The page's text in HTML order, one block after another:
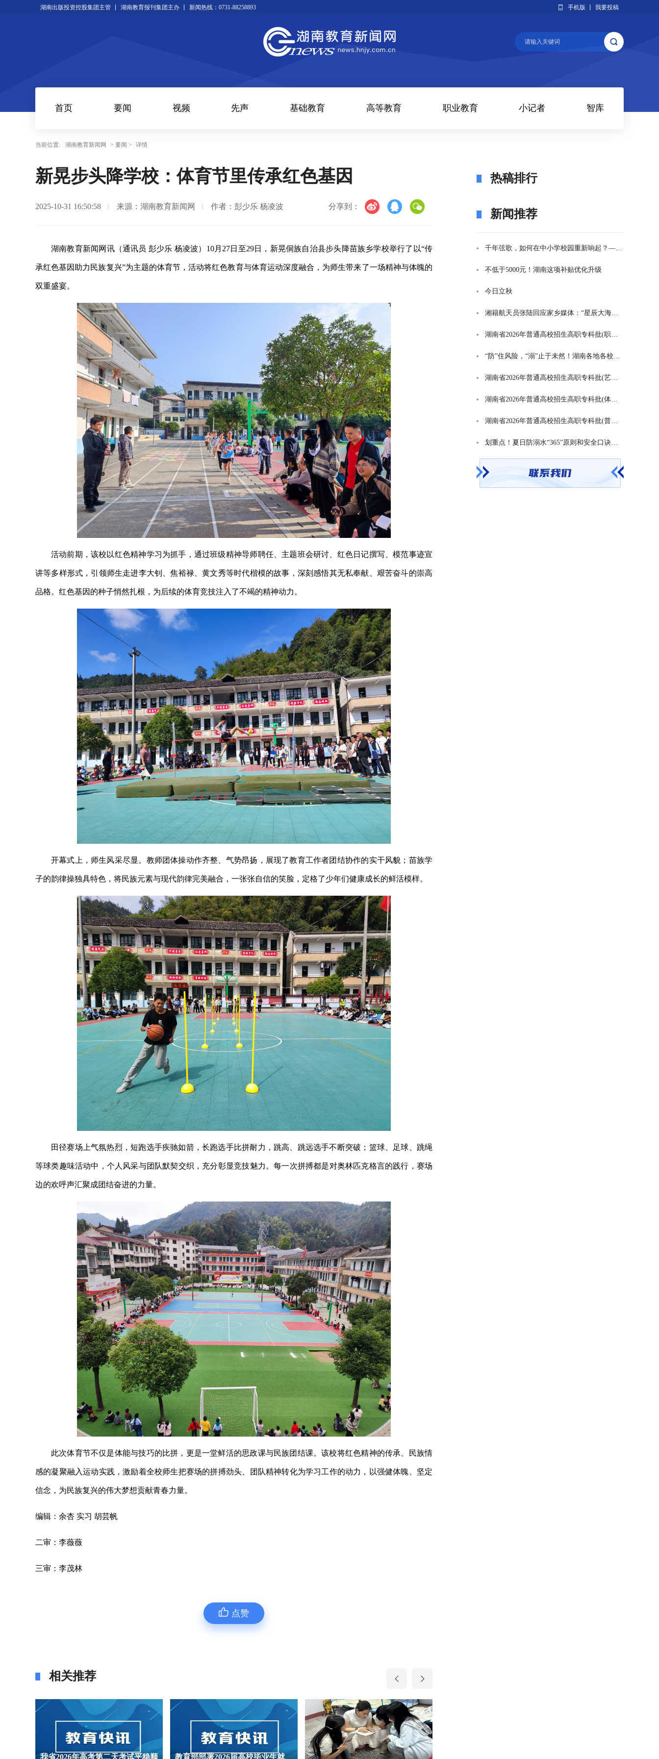
湖南出版投资控股集团主管 湖南教育报刊集团主办 新闻热线：0731-88258893 手机版 我要投稿
首页 要闻 视频 先声 基础教育 高等教育 职业教育 小记者 智库
当前位置: 湖南教育新闻网 > 要闻 > 详情
新晃步头降学校：体育节里传承红色基因
2025-10-31 16:50:58 来源：湖南教育新闻网 作者：彭少乐 杨凌波 分享到：
湖南教育新闻网讯（通讯员 彭少乐 杨凌波）10月27日至29日，新晃侗族自治县步头降苗族乡学校举行了以“传
承红色基因助力民族复兴”为主题的体育节，活动将红色教育与体育运动深度融合，为师生带来了一场精神与体魄的
双重盛宴。
活动前期，该校以红色精神学习为抓手，通过班级精神导师聘任、主题班会研讨、红色日记撰写、模范事迹宣
讲等多样形式，引领师生走进李大钊、焦裕禄、黄文秀等时代楷模的故事，深刻感悟其无私奉献、艰苦奋斗的崇高
品格。红色基因的种子悄然扎根，为后续的体育竞技注入了不竭的精神动力。
开幕式上，师生风采尽显。教师团体操动作齐整、气势昂扬，展现了教育工作者团结协作的实干风貌；苗族学
子的韵律操独具特色，将民族元素与现代韵律完美融合，一张张自信的笑脸，定格了少年们健康成长的鲜活模样。
田径赛场上气氛热烈，短跑选手疾驰如箭，长跑选手比拼耐力，跳高、跳远选手不断突破；篮球、足球、跳绳
等球类趣味活动中，个人风采与团队默契交织，充分彰显竞技魅力。每一次拼搏都是对奥林匹克格言的践行，赛场
边的欢呼声汇聚成团结奋进的力量。
此次体育节不仅是体能与技巧的比拼，更是一堂鲜活的思政课与民族团结课。该校将红色精神的传承、民族情
感的凝聚融入运动实践，激励着全校师生把赛场的拼搏劲头、团队精神转化为学习工作的动力，以强健体魄、坚定
信念，为民族复兴的伟大梦想贡献青春力量。
编辑：余杏 实习 胡芸帆
二审：李薇薇
三审：李茂林
点赞
相关推荐
我省2026年高考第二天考试平稳顺 教育部部署2026届高校毕业生就
热稿排行
新闻推荐
千年弦歌，如何在中小学校园重新响起？——湖南首届中小学书院制建设研讨会观察
不低于5000元！湖南这项补贴优化升级
今日立秋
湘籍航天员张陆回应家乡媒体：“星辰大海是一群人的长征”
湖南省2026年普通高校招生高职专科批(职高对口类)第一次投档分数线
“防”住风险，“溺”止于未然！湖南各地各校打响防溺水“保卫战”
湖南省2026年普通高校招生高职专科批(艺术类)第一次投档分数线
湖南省2026年普通高校招生高职专科批(体育类)第一次投档分数线
湖南省2026年普通高校招生高职专科批(普通类)第一次投档分数线
划重点！夏日防溺水“365”原则和安全口诀一起学